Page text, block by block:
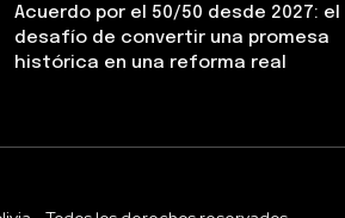
Acuerdo por el 50/50 desde 2027: el
desafío de convertir una promesa
histórica en una reforma real